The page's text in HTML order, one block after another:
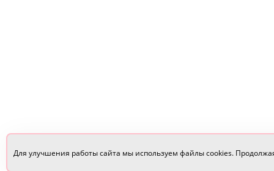
Для улучшения работы сайта мы используем файлы cookies.